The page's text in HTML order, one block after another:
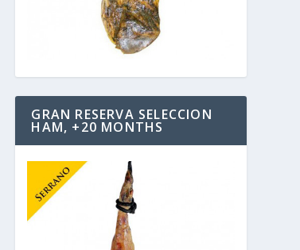
GRAN RESERVA SELECCION
HAM, +20 MONTHS